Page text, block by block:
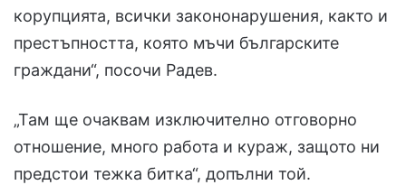
корупцията, всички закононарушения, както и
престъпността, която мъчи българските
граждани“, посочи Радев.
„Там ще очаквам изключително отговорно
отношение, много работа и кураж, защото ни
предстои тежка битка“, допълни той.